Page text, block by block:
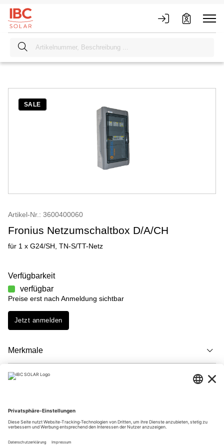
SALE
Artikel-Nr.: 3600400060
Fronius Netzumschaltbox D/A/CH
für 1 x G24/SH, TN-S/TT-Netz
Verfügbarkeit
verfügbar
Preise erst nach Anmeldung sichtbar
Jetzt anmelden
Merkmale